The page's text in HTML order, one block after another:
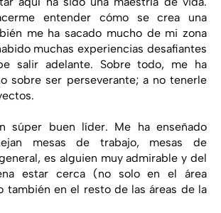
entender cómo se crea una
me ha sacado mucho de mi zona
muchas experiencias desafiantes
salir adelante. Sobre todo, me ha
sobre ser perseverante; a no tenerle
súper buen líder. Me ha enseñado
mesas de trabajo, mesas de
es alguien muy admirable y del
estar cerca (no solo en el área
también en el resto de las áreas de la